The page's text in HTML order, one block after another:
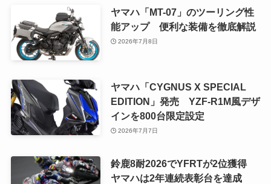
ヤマハ「MT-07」のツーリング性
能アップ 便利な装備を徹底解説
2026年7月8日
ヤマハ「CYGNUS X SPECIAL
EDITION」発売 YZF-R1M風デザ
インを800台限定設定
2026年7月7日
鈴鹿8耐2026でYFRTが2位獲得
ヤマハは2年連続表彰台を達成